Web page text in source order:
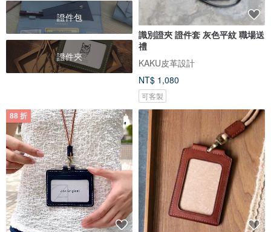
證件包
證件夾
識別證夾 證件套 灰色平紋 職場送
禮
KAKU皮革設計
NT$ 1,080
可客製
88 折